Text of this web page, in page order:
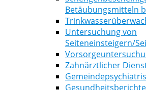
Betäubungsmitteln
Untersuchung von
Seiteneinsteigern/
Zahnärztlicher